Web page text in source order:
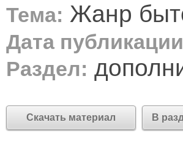
Тема: Жанр
Дата
Раздел:
Скачать материал В